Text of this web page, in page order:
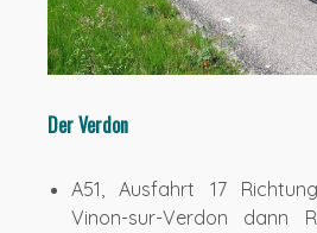
Der Verdon
A51, Ausfahrt 17
Vinon-sur-Verdon dann